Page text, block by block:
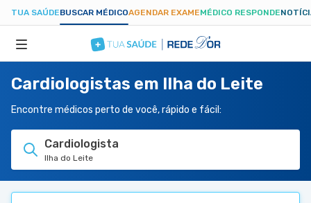
TUA SAÚDEBUSCAR MÉDICOAGENDAR EXAMEMÉDICO RESPONDE
ESPECIALIDADES
HOSPITAIS
TUASAUDE.COM
Cardiologistas em Ilha do Leite
Encontre médicos perto de você, rápido e fácil:
Cardiologista
Ilha do Leite